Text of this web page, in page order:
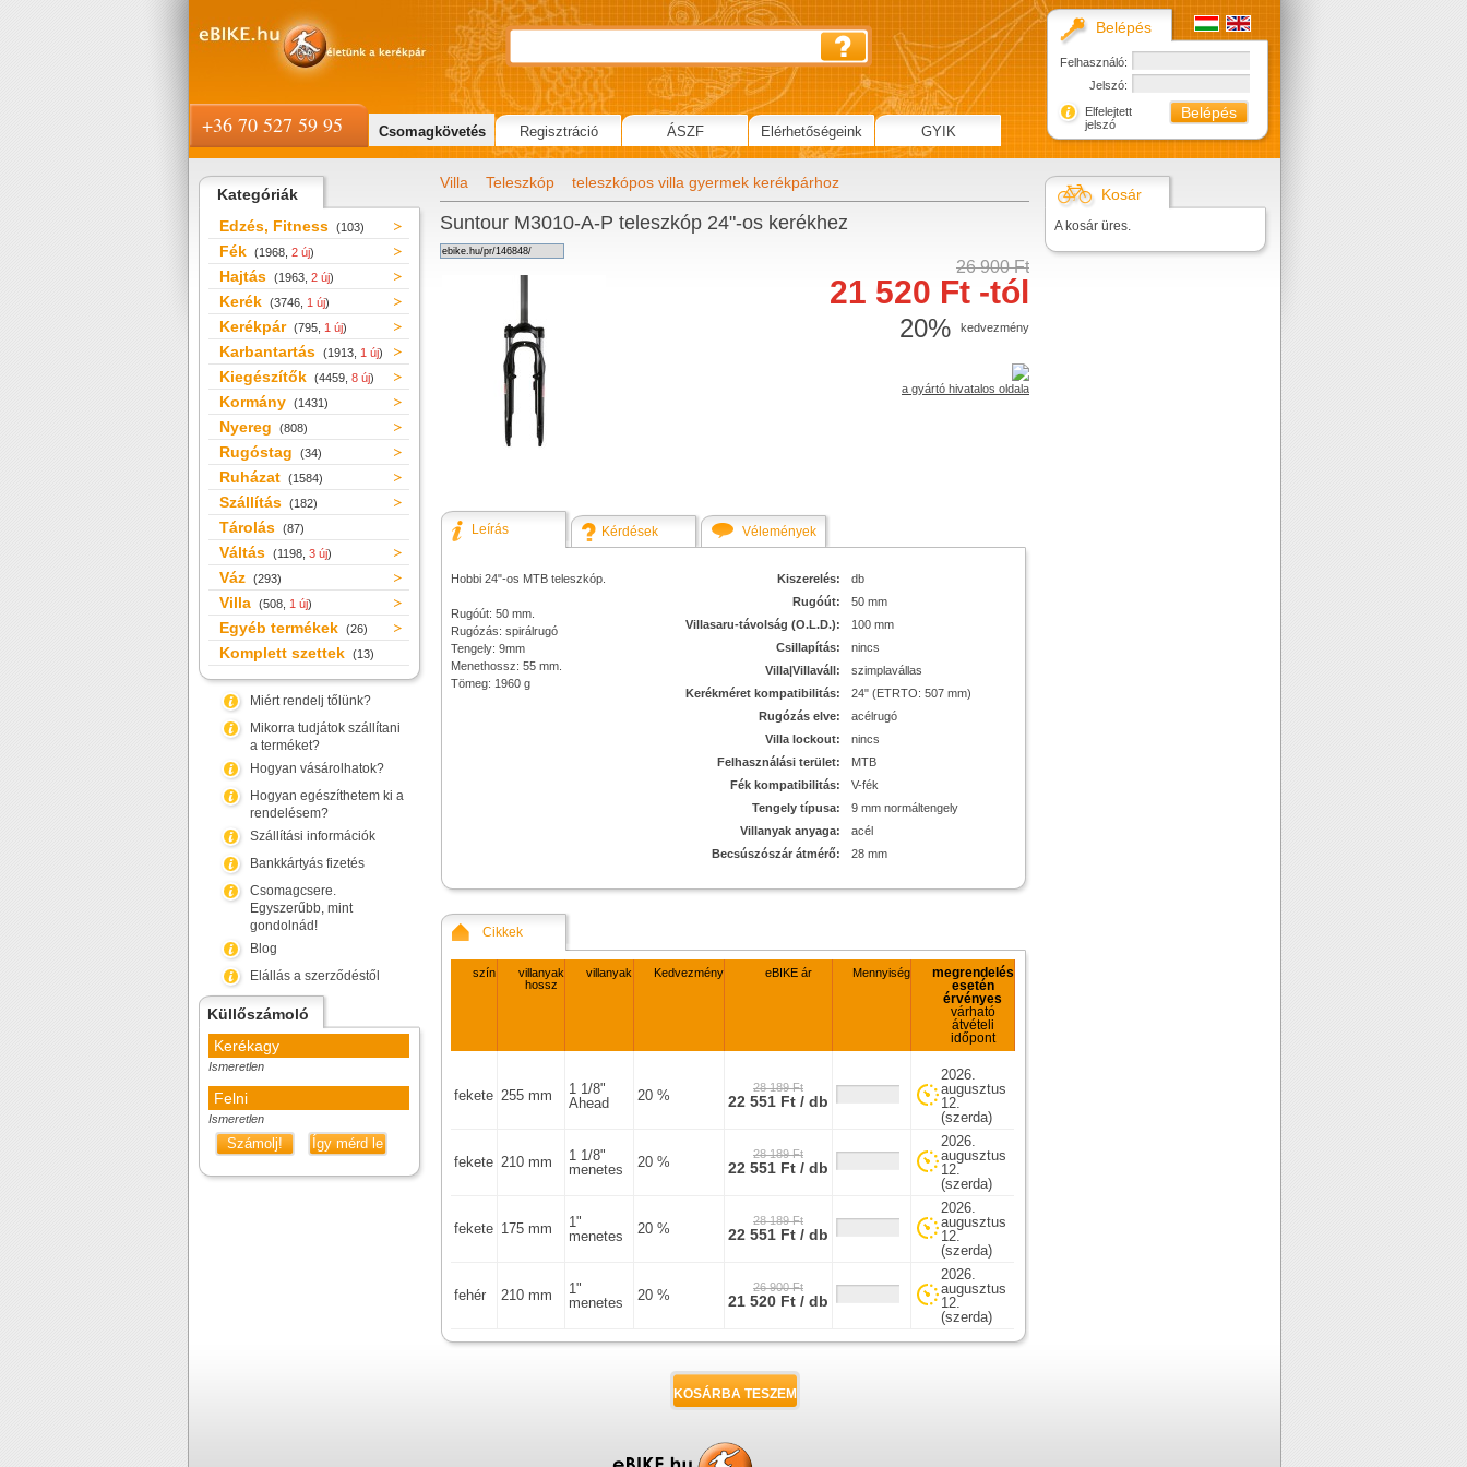
Kategóriák
Edzés, Fitness (103)
Fék (1968, 2 új)
Hajtás (1963, 2 új)
Kerék (3746, 1 új)
Kerékpár (795, 1 új)
Karbantartás (1913, 1 új)
Kiegészítők (4459, 8 új)
Kormány (1431)
Nyereg (808)
Rugóstag (34)
Ruházat (1584)
Szállítás (182)
Tárolás (87)
Váltás (1198, 3 új)
Váz (293)
Villa (508, 1 új)
Egyéb termékek (26)
Komplett szettek (13)
Miért rendelj tőlünk?
Mikorra tudjátok szállítani
a terméket?
Hogyan vásárolhatok?
Hogyan egészíthetem ki a
rendelésem?
Szállítási információk
Bankkártyás fizetés
Csomagcsere.
Egyszerűbb, mint
gondolnád!
Blog
Elállás a szerződéstől
Küllőszámoló
Kerékagy
Ismeretlen
Felni
Ismeretlen
Számolj! Így mérd le
Villa Teleszkóp teleszkópos villa gyermek kerékpárhoz
Suntour M3010-A-P teleszkóp 24"-os kerékhez
26 900 Ft
21 520 Ft -tól
20% kedvezmény
a gyártó hivatalos oldala
Leírás Kérdések Vélemények
Hobbi 24"-os MTB teleszkóp.
Rugóút: 50 mm.
Rugózás: spirálrugó
Tengely: 9mm
Menethossz: 55 mm.
Tömeg: 1960 g
Kiszerelés:
db
Rugóút:
50 mm
Villasaru-távolság (O.L.D.):
100 mm
Csillapítás:
nincs
Villa|Villaváll:
szimplavállas
Kerékméret kompatibilitás:
24" (ETRTO: 507 mm)
Rugózás elve:
acélrugó
Villa lockout:
nincs
Felhasználási terület:
MTB
Fék kompatibilitás:
V-fék
Tengely típusa:
9 mm normáltengely
Villanyak anyaga:
acél
Becsúszószár átmérő:
28 mm
Cikkek
szín
villanyak
hossz
villanyak Kedvezmény eBIKE ár Mennyiség
megrendelés
esetén
érvényes
várható
átvételi
időpont
fekete 255 mm
1 1/8"
Ahead
20 % 28 189 Ft
22 551 Ft / db
2026.
augusztus
12.
(szerda)
fekete 210 mm
1 1/8"
menetes
20 % 28 189 Ft
22 551 Ft / db
2026.
augusztus
12.
(szerda)
fekete 175 mm
1"
menetes
20 % 28 189 Ft
22 551 Ft / db
2026.
augusztus
12.
(szerda)
fehér 210 mm
1"
menetes
20 % 26 900 Ft
21 520 Ft / db
2026.
augusztus
12.
(szerda)
Kosár
A kosár üres.
Belépés
Felhasználó:
Jelszó:
Elfelejtett
jelszó
+36 70 527 59 95 Csomagkövetés Regisztráció ÁSZF Elérhetőségeink GYIK